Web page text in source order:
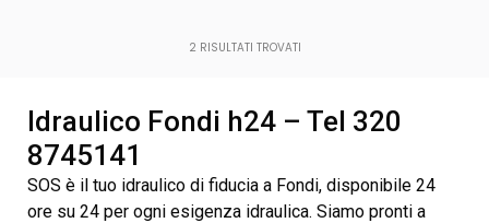
2 RISULTATI TROVATI
Idraulico Fondi h24 – Tel 320
8745141
SOS è il tuo idraulico di fiducia a Fondi, disponibile 24
ore su 24 per ogni esigenza idraulica. Siamo pronti a